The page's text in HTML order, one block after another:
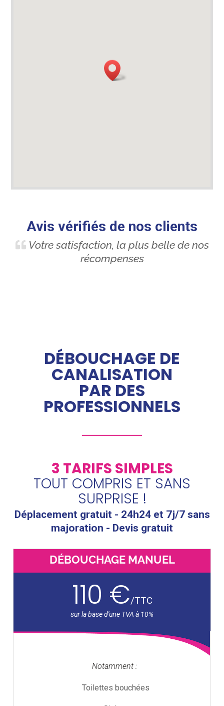
Avis vérifiés de nos clients
Votre satisfaction, la plus belle de nos
récompenses
DÉBOUCHAGE DE
CANALISATION
PAR DES
PROFESSIONNELS
3 TARIFS SIMPLES
TOUT COMPRIS ET SANS
SURPRISE !
Déplacement gratuit - 24h24 et 7j/7 sans
majoration - Devis gratuit
DÉBOUCHAGE MANUEL
110 €/TTC
Notamment :
Toilettes bouchées